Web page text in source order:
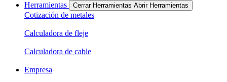
Herramientas
Cerrar Herramientas Abrir Herramientas
Cotización de metales
Calculadora de fleje
Calculadora de cable
Empresa